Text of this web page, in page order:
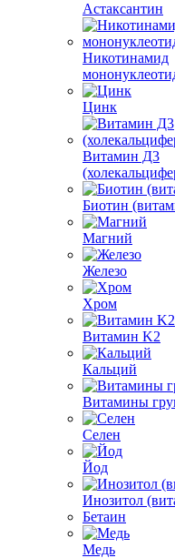
Астаксантин
Никотинамид
Цинк
Витамин Д3
Биотин
Магний
Железо
Хром
Витамин K2
Кальций
Витамины
Селен
Йод
Инозитол
Бетаин
Медь